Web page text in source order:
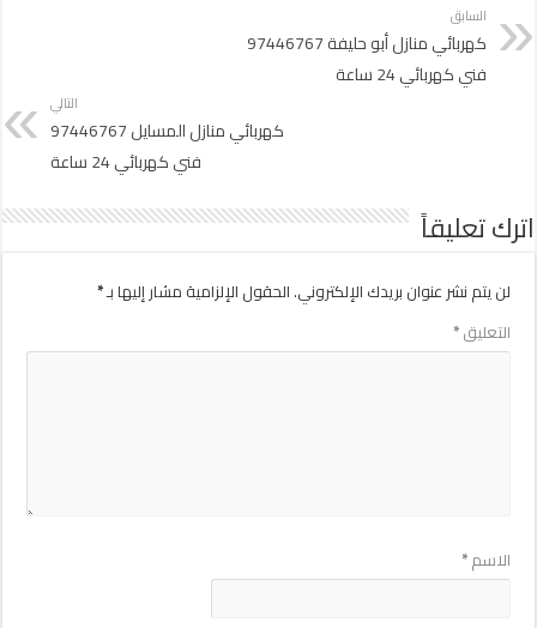
السابق
كهربائي منازل أبو حليفة 97446767
فني كهربائي 24 ساعة
التالي
كهربائي منازل المسايل 97446767
فني كهربائي 24 ساعة
اترك تعليقاً
لن يتم نشر عنوان بريدك الإلكتروني. الحقول الإلزامية مشار إليها بـ*
التعليق*
الاسم*